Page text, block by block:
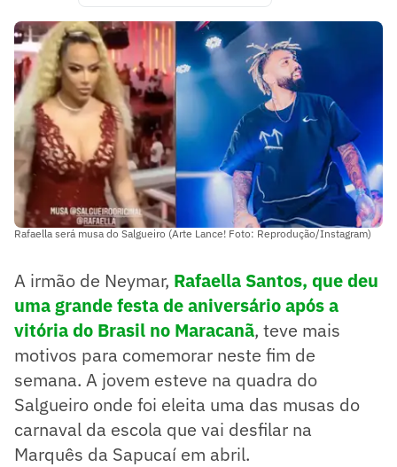
Rafaella será musa do Salgueiro (Arte Lance! Foto: Reprodução/Instagram)
A irmão de Neymar, Rafaella Santos, que deu
uma grande festa de aniversário após a
vitória do Brasil no Maracanã, teve mais
motivos para comemorar neste fim de
semana. A jovem esteve na quadra do
Salgueiro onde foi eleita uma das musas do
carnaval da escola que vai desfilar na
Marquês da Sapucaí em abril.